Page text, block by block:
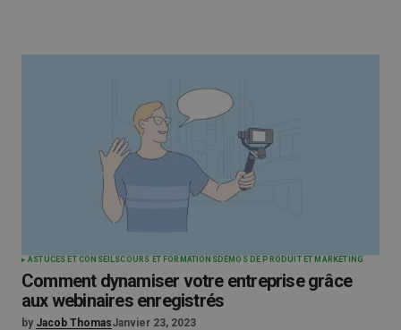
ASTUCES ET CONSEILSCOURS ET FORMATIONSDÉMOS DE PRODUIT ET MARKETING
Comment dynamiser votre entreprise grâce
aux webinaires enregistrés
by Jacob ThomasJanvier 23, 2023